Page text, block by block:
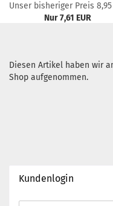
Unser bisheriger Preis 8,95
Nur 7,61 EUR
Diesen Artikel haben wir
Shop aufgenommen.
Kundenlogin